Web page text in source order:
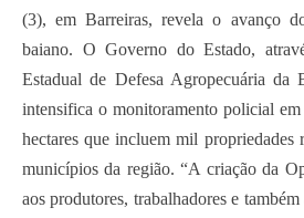
(3), em Barreiras, revela o avanço
baiano. O Governo do Estado,
Estadual de Defesa Agropecuária da
intensifica o monitoramento policial
hectares que incluem mil propriedades
municípios da região. “A criação da
aos produtores, trabalhadores e